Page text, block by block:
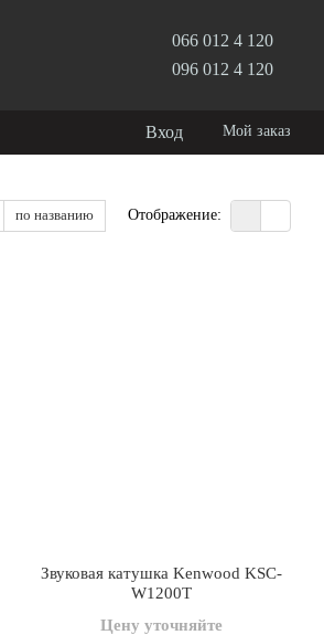
066 012 4 120
096 012 4 120
Вход Мой заказ
по названию Отображение:
Звуковая катушка Kenwood KSC-
W1200T
Цену уточняйте